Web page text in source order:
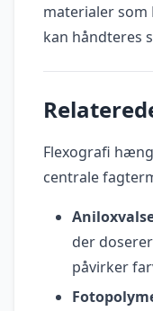
materialer som
kan håndteres
Flexografi
centrale
der
påvirker